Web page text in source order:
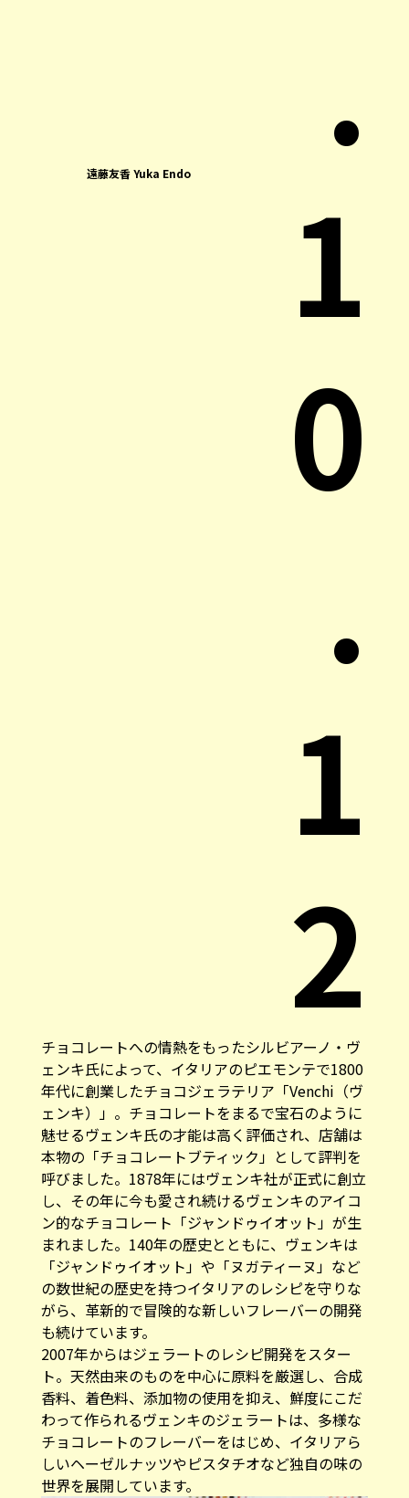
遠藤友香 Yuka Endo
.
1
0
.
1
2
チョコレートへの情熱をもったシルビアーノ・ヴ
ェンキ氏によって、イタリアのピエモンテで1800
年代に創業したチョコジェラテリア「Venchi（ヴ
ェンキ） 」。チョコレートをまるで宝石のように
魅せるヴェンキ氏の才能は高く評価され、店舗は
本物の「チョコレートブティック」として評判を
呼びました。1878年にはヴェンキ社が正式に創立
し、その年に今も愛され続けるヴェンキのアイコ
ン的なチョコレート「ジャンドゥイオット」が生
まれました。140年の歴史とともに、ヴェンキは
「ジャンドゥイオット」や「ヌガティーヌ」など
の数世紀の歴史を持つイタリアのレシピを守りな
がら、革新的で冒険的な新しいフレーバーの開発
も続けています。
2007年からはジェラートのレシピ開発をスター
ト。天然由来のものを中心に原料を厳選し、合成
香料、着色料、添加物の使用を抑え、鮮度にこだ
わって作られるヴェンキのジェラートは、多様な
チョコレートのフレーバーをはじめ、イタリアら
しいヘーゼルナッツやピスタチオなど独自の味の
世界を展開しています。